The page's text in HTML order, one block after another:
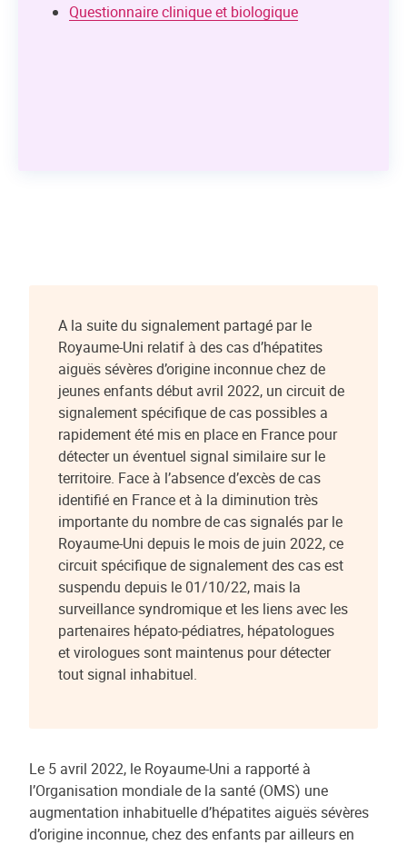
Questionnaire clinique et biologique
A la suite du signalement partagé par le
Royaume-Uni relatif à des cas d’hépatites
aiguës sévères d’origine inconnue chez de
jeunes enfants début avril 2022, un circuit de
signalement spécifique de cas possibles a
rapidement été mis en place en France pour
détecter un éventuel signal similaire sur le
territoire. Face à l’absence d’excès de cas
identifié en France et à la diminution très
importante du nombre de cas signalés par le
Royaume-Uni depuis le mois de juin 2022, ce
circuit spécifique de signalement des cas est
suspendu depuis le 01/10/22, mais la
surveillance syndromique et les liens avec les
partenaires hépato-pédiatres, hépatologues
et virologues sont maintenus pour détecter
tout signal inhabituel.
Le 5 avril 2022, le Royaume-Uni a rapporté à
l’Organisation mondiale de la santé (OMS) une
augmentation inhabituelle d’hépatites aiguës sévères
d’origine inconnue, chez des enfants par ailleurs en